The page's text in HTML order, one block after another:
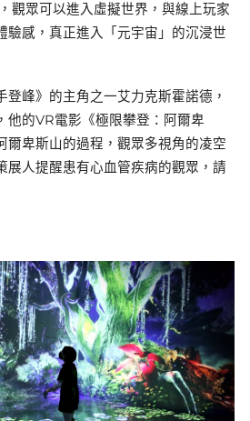
觀眾可以進入虛擬世界，與線上玩家
驗感，真正進入「元宇宙」的沉浸世
登峰》的主角之一艾力克斯霍諾德，
他的VR電影《極限攀登：阿爾卑
爾卑斯山的過程，觀眾多視角的凌空
展人提醒患有心血管疾病的觀眾，請